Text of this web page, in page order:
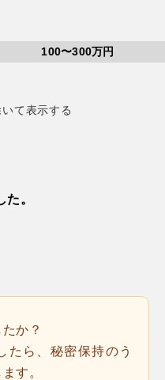
100〜300万円
て表示する
。
か？
たら、秘密保持のう
す。